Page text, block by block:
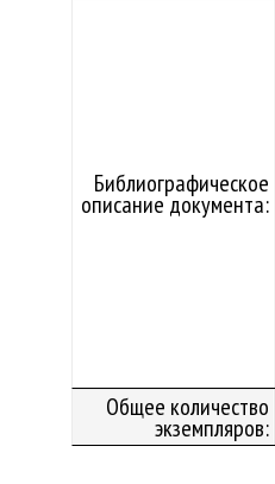
Библиографическое
описание документа:
Общее количество
экземпляров: